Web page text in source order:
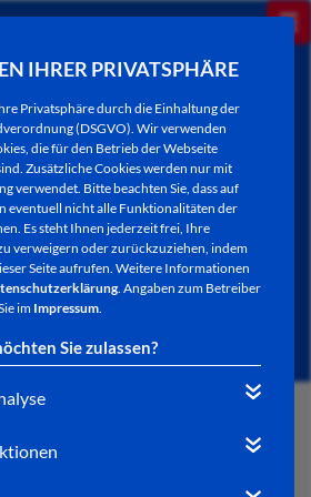
IHRER PRIVATSPHÄRE
Privatsphäre durch die Einhaltung der
(DSGVO). Wir verwenden
die für den Betrieb der Webseite
Zusätzliche Cookies werden nur mit
verwendet. Bitte beachten Sie, dass auf
eventuell nicht alle Funktionalitäten der
Es steht Ihnen jederzeit frei, Ihre
verweigern oder zurückzuziehen, indem
Seite aufrufen. Weitere Informationen
. Angaben zum Betreiber
im Impressum.
Sie zulassen?